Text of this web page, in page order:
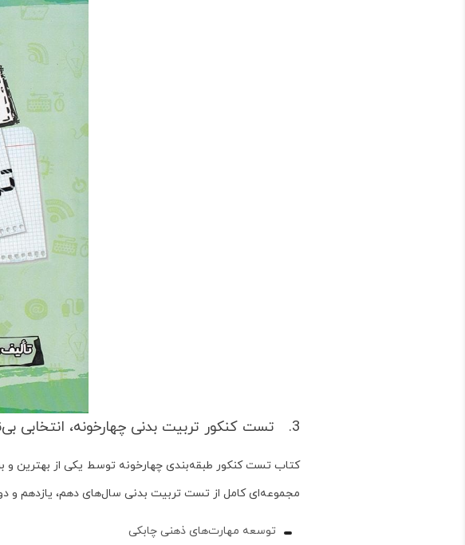
3. تست کنکور تربیت بدنی چهارخونه، انتخابی بی‌نظیر برای کتاب تست کنکور تربیت بدنی
کتاب تست کنکور طبقه‌بندی چهارخونه توسط یکی از بهترین و
مجموعه‌ای کامل از تست تربیت بدنی سال‌های دهم، یازدهم و
توسعه مهارت‌های ذهنی چابکی